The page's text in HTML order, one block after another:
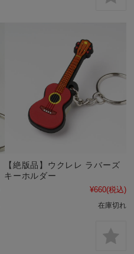
【絶版品】ウクレレ ラバーズ
キーホルダー
¥660(税込)
在庫切れ